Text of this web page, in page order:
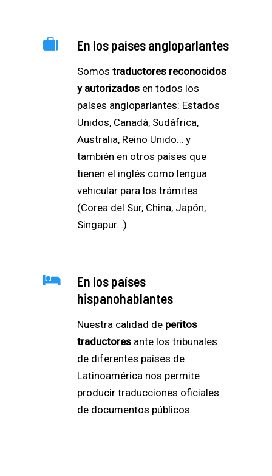
En los países angloparlantes
Somos traductores reconocidos
y autorizados en todos los
países angloparlantes: Estados
Unidos, Canadá, Sudáfrica,
Australia, Reino Unido… y
también en otros países que
tienen el inglés como lengua
vehicular para los trámites
(Corea del Sur, China, Japón,
Singapur…).
En los países
hispanohablantes
Nuestra calidad de peritos
traductores ante los tribunales
de diferentes países de
Latinoamérica nos permite
producir traducciones oficiales
de documentos públicos.